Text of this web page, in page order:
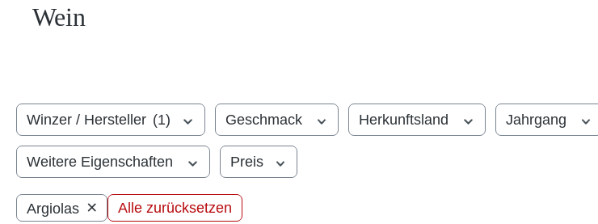
Wein
Winzer / Hersteller (1) Geschmack Herkunftsland Jahrgang
Weitere Eigenschaften Preis
Argiolas × Alle zurücksetzen